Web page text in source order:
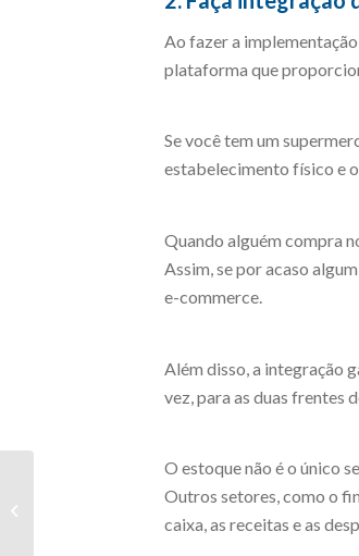
Ao fazer a
plataforma que
Se você tem um
estabelecimento físico e
Quando alguém compra
Assim, se por acaso
e-commerce.
Além disso, a integração
vez, para as duas frentes
O estoque não é o único
Outros setores, como o
caixa, as receitas e as
commerce: análise da
operação de grandes